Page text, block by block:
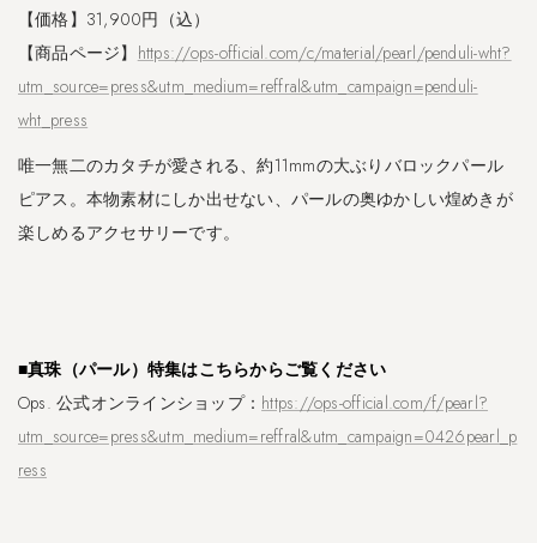
【価格】31,900円（込）
【商品ページ】 https://ops-official.com/c/material/pearl/penduli-wht?
utm_source=press&utm_medium=reffral&utm_campaign=penduli-
wht_press
唯一無二のカタチが愛される、約11mmの大ぶりバロックパール
ピアス。本物素材にしか出せない、パールの奥ゆかしい煌めきが
楽しめるアクセサリーです。
■真珠（パール）特集はこちらからご覧ください
Ops. 公式オンラインショップ： https://ops-official.com/f/pearl?
utm_source=press&utm_medium=reffral&utm_campaign=0426pearl_p
ress